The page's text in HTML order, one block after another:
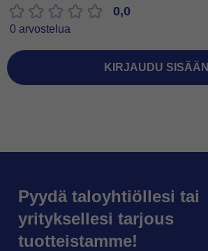
0,0
0 arvostelua
KIRJAUDU SISÄÄN
Pyydä taloyhtiöllesi tai
yrityksellesi tarjous
tuotteistamme!